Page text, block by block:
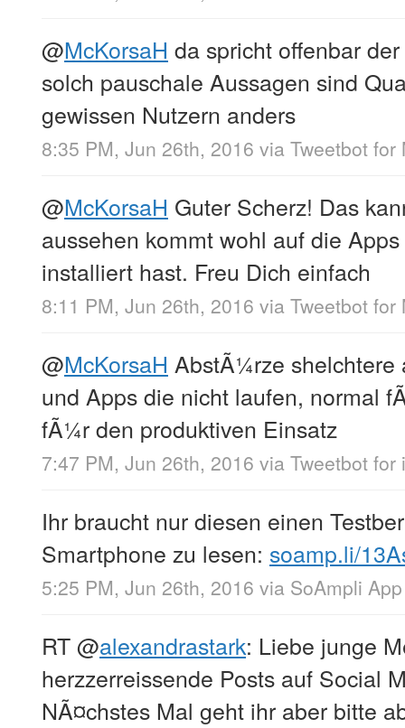
@McKorsaH da spricht offenbar
solch pauschale Aussagen sind
gewissen Nutzern anders
8:35 PM, Jun 26th, 2016 via Tweetbot for
@McKorsaH Guter Scherz! Das
aussehen kommt wohl auf die
installiert hast. Freu Dich einfach
8:11 PM, Jun 26th, 2016 via Tweetbot for
@McKorsaH AbstÃ¼rze shelchtere
und Apps die nicht laufen, normal
fÃ¼r den produktiven Einsatz
7:47 PM, Jun 26th, 2016 via Tweetbot for
Ihr braucht nur diesen einen
Smartphone zu lesen: soamp.li/
5:25 PM, Jun 26th, 2016 via SoAmpli App
RT@alexandrastark: Liebe junge
herzzerreissende Posts auf Social
NÃ¤chstes Mal geht ihr aber bitte